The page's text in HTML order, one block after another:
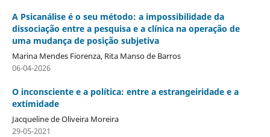
A Psicanálise é o seu método: a impossibilidade da
dissociação entre a pesquisa e a clínica na operação de
uma mudança de posição subjetiva
Marina Mendes Fiorenza, Rita Manso de Barros
06-04-2026
O inconsciente e a política: entre a estrangeiridade e a
extimidade
Jacqueline de Oliveira Moreira
29-05-2021